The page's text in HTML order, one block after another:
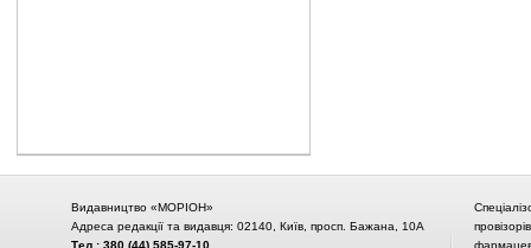
Видавництво «МОРІОН»
Адреса редакції та видавця: 02140, Київ, просп. Бажана, 10А
Тел.: 380 (44) 585-97-10